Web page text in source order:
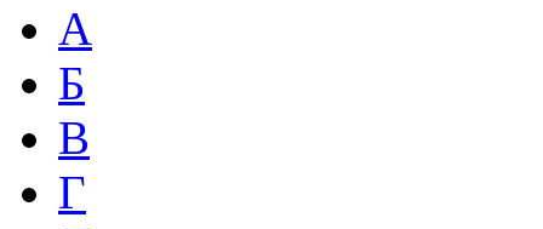
А
Б
В
Г